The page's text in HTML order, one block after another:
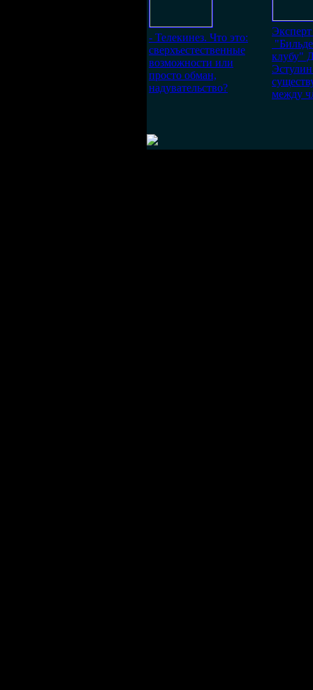
- Телекинез. Что это:
сверхъестественные
возможности или
просто обман,
надувательство?
клубу"
между